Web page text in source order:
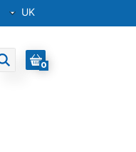
UK
RU
EN
0